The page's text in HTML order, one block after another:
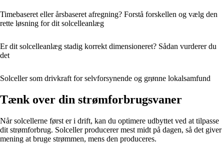
Timebaseret eller årsbaseret afregning? Forstå forskellen og vælg den
rette løsning for dit solcelleanlæg
Er dit solcelleanlæg stadig korrekt dimensioneret? Sådan vurderer du
det
Solceller som drivkraft for selvforsynende og grønne lokalsamfund
Tænk over din strømforbrugsvaner
Når solcellerne først er i drift, kan du optimere udbyttet ved at tilpasse
dit strømforbrug. Solceller producerer mest midt på dagen, så det giver
mening at bruge strømmen, mens den produceres.